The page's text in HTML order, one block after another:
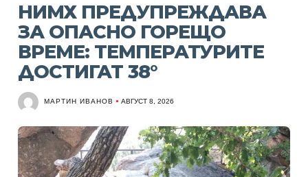
НИМХ ПРЕДУПРЕЖДАВА
ЗА ОПАСНО ГОРЕЩО
ВРЕМЕ: ТЕМПЕРАТУРИТЕ
ДОСТИГАТ 38°
МАРТИН ИВАНОВ АВГУСТ 8, 2026